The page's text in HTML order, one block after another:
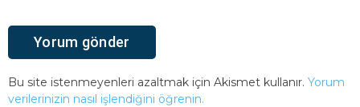
Bu site istenmeyenleri azaltmak için Akismet kullanır. Yorum
verilerinizin nasıl işlendiğini öğrenin.